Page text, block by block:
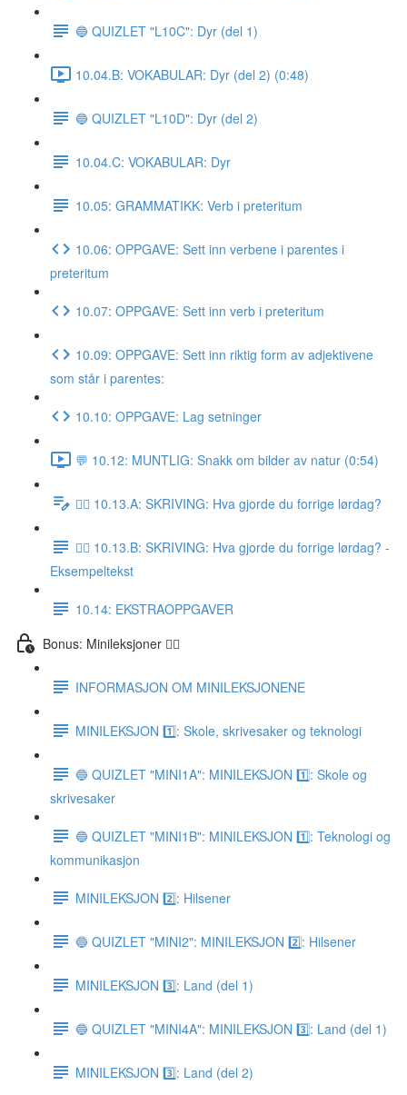
🔵 QUIZLET "L10C": Dyr (del 1)
10.04.B: VOKABULAR: Dyr (del 2) (0:48)
🔵 QUIZLET "L10D": Dyr (del 2)
10.04.C: VOKABULAR: Dyr
10.05: GRAMMATIKK: Verb i preteritum
10.06: OPPGAVE: Sett inn verbene i parentes i
preteritum
10.07: OPPGAVE: Sett inn verb i preteritum
10.09: OPPGAVE: Sett inn riktig form av adjektivene
som står i parentes:
10.10: OPPGAVE: Lag setninger
💬 10.12: MUNTLIG: Snakk om bilder av natur (0:54)
✍🏼 10.13.A: SKRIVING: Hva gjorde du forrige lørdag?
✍🏼 10.13.B: SKRIVING: Hva gjorde du forrige lørdag? -
Eksempeltekst
10.14: EKSTRAOPPGAVER
Bonus: Minileksjoner 👌🏻
INFORMASJON OM MINILEKSJONENE
MINILEKSJON 1️⃣: Skole, skrivesaker og teknologi
🔵 QUIZLET "MINI1A": MINILEKSJON 1️⃣: Skole og
skrivesaker
🔵 QUIZLET "MINI1B": MINILEKSJON 1️⃣: Teknologi og
kommunikasjon
MINILEKSJON 2️⃣: Hilsener
🔵 QUIZLET "MINI2": MINILEKSJON 2️⃣: Hilsener
MINILEKSJON 3️⃣: Land (del 1)
🔵 QUIZLET "MINI4A": MINILEKSJON 3️⃣: Land (del 1)
MINILEKSJON 3️⃣: Land (del 2)